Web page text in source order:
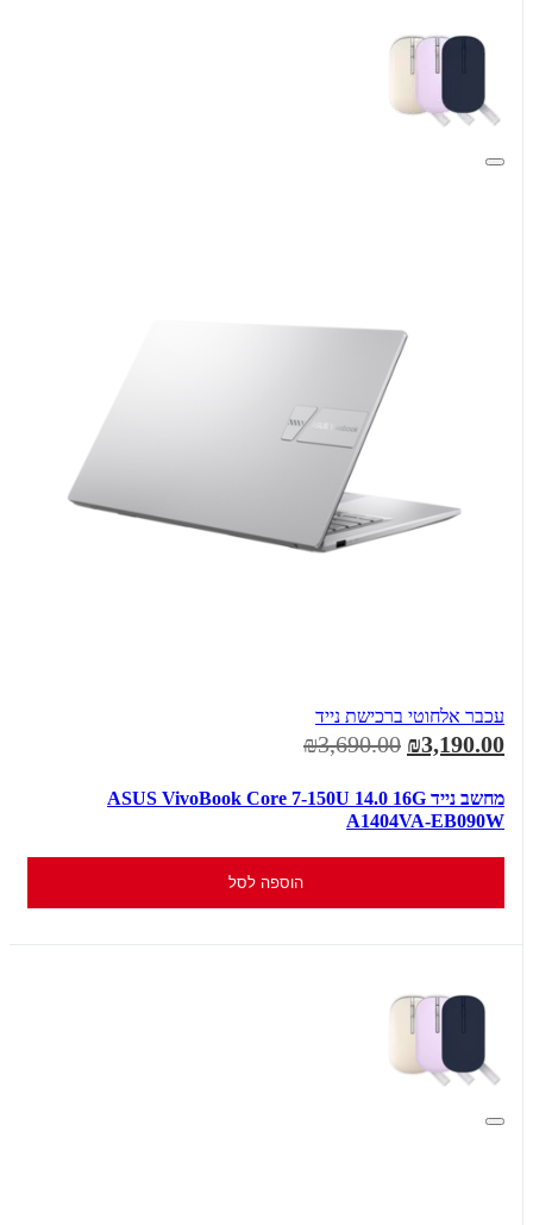
עכבר אלחוטי ברכישת נייד
₪3,190.00
₪3,690.00
מחשב נייד ASUS VivoBook Core 7-150U 14.0 16G
A1404VA-EB090W
הוספה לסל